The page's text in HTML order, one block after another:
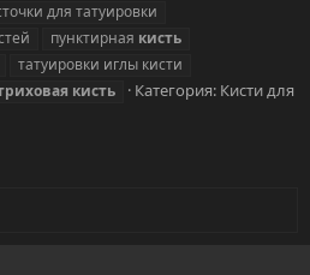
для татуировки
пунктирная кисть
татуировки иглы кисти
кисть Категория: Кисти для